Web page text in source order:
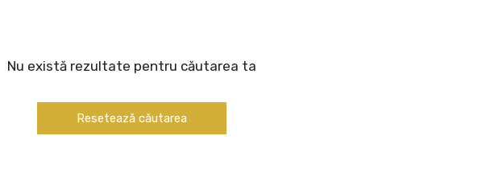
Nu există rezultate pentru căutarea ta
Resetează căutarea